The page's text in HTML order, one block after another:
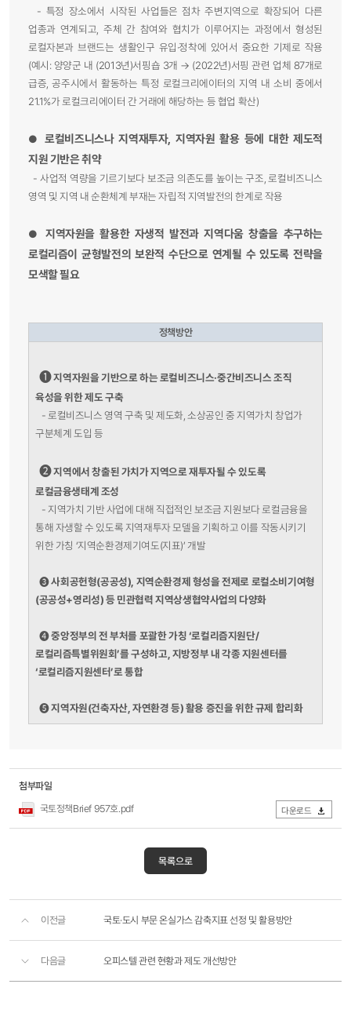
- 특정 장소에서 시작된 사업들은 점차 주변지역으로 확장되어 다른
업종과 연계되고, 주체 간 참여와 협치가 이루어지는 과정에서 형성된
로컬자본과 브랜드는 생활인구 유입·정착에 있어서 중요한 기제로 작용
(예시: 양양군 내 (2013년)서핑숍 3개 → (2022년)서핑 관련 업체 87개로
급증, 공주시에서 활동하는 특정 로컬크리에이터의 지역 내 소비 중에서
21.1%가 로컬크리에이터 간 거래에 해당하는 등 협업 확산)
●
로컬비즈니스나 지역재투자, 지역자원 활용 등에 대한 제도적
지원 기반은 취약
- 사업적 역량을 기르기보다 보조금 의존도를 높이는 구조, 로컬비즈니스
영역 및 지역 내 순환체계 부재는 자립적 지역발전의 한계로 작용
●
지역자원을 활용한 자생적 발전과 지역다움 창출을 추구하는
로컬리즘이 균형발전의 보완적 수단으로 연계될 수 있도록 전략을
모색할 필요
정책방안
➊지역자원을 기반으로 하는 로컬비즈니스·중간비즈니스 조직
육성을 위한 제도 구축
- 로컬비즈니스 영역 구축 및 제도화, 소상공인 중 지역가치 창업가
구분체계 도입 등
➋지역에서 창출된 가치가 지역으로 재투자될 수 있도록
로컬금융생태계 조성
-지역가치 기반 사업에 대해 직접적인 보조금 지원보다 로컬금융을
통해 자생할 수 있도록 지역재투자 모델을 기획하고 이를 작동시키기
위한 가칭 ‘지역순환경제기여도(지표)’ 개발
➌사회공헌형(공공성), 지역순환경제 형성을 전제로 로컬소비기여형
(공공성+영리성) 등 민관협력 지역상생협약사업의 다양화
➍중앙정부의 전 부처를 포괄한 가칭 ‘로컬리즘지원단/
로컬리즘특별위원회’를 구성하고, 지방정부 내 각종 지원센터를
‘로컬리즘지원센터’로 통합
➎지역자원(건축자산, 자연환경 등) 활용 증진을 위한 규제 합리화
첨부파일
국토정책Brief 957호.pdf
다운로드
목록으로
이전글 국토·도시 부문 온실가스 감축지표 선정 및 활용방안
다음글 오피스텔 관련 현황과 제도 개선방안